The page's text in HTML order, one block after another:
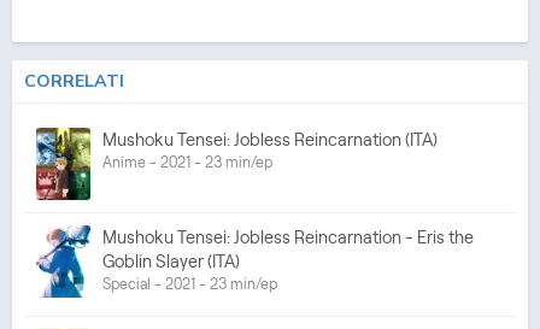
CORRELATI
Mushoku Tensei: Jobless Reincarnation (ITA)
Anime - 2021 - 23 min/ep
Mushoku Tensei: Jobless Reincarnation - Eris the
Goblin Slayer (ITA)
Special - 2021 - 23 min/ep